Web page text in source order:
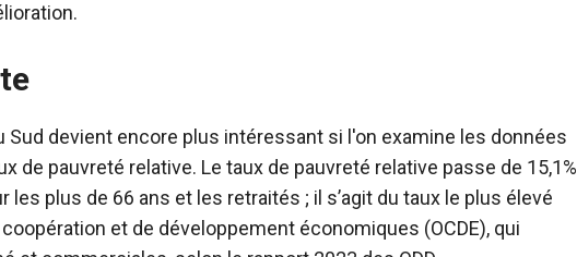
Sud devient encore plus intéressant si l'on examine les données
de pauvreté relative. Le taux de pauvreté relative passe de 15,1%
les plus de 66 ans et les retraités ; il s’agit du taux le plus élevé
et de développement économiques (OCDE), qui